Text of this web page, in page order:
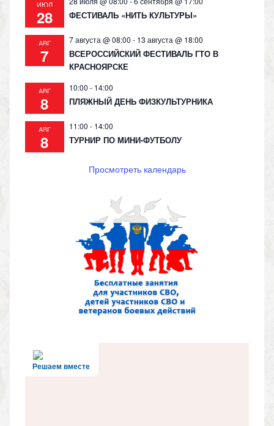
ИЮЛ
28 ФЕСТИВАЛЬ «НИТЬ КУЛЬТУРЫ»
АВГ
7
7 августа @ 08:00 - 13 августа @ 18:00
ВСЕРОССИЙСКИЙ ФЕСТИВАЛЬ ГТО В
КРАСНОЯРСКЕ
АВГ
8
10:00 - 14:00
ПЛЯЖНЫЙ ДЕНЬ ФИЗКУЛЬТУРНИКА
АВГ
8
11:00 - 14:00
ТУРНИР ПО МИНИ-ФУТБОЛУ
Просмотреть календарь
Решаем вместе